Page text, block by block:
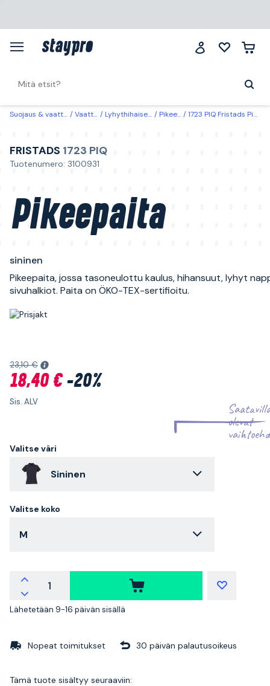
Suojaus & vaatteet Vaatteet Lyhythihaiset paidat Pikeepaidat 1723 PIQ Fristads Pikeepaita sininen Sininen
FRISTADS 1723 PIQ
Tuotenumero: 3100931
Pikeepaita
sininen
Pikeepaita, jossa tasoneulottu kaulus, hihansuut, lyhyt
sivuhalkiot. Paita on ÖKO-TEX-sertifioitu.
23,10 €
18,40 €-20%
Sis. ALV
olevat
Valitse väri
Sininen
Valitse koko
M
Lähetetään 9-16 päivän sisällä
Nopeat toimitukset 30 päivän palautusoikeus
Tämä tuote sisältyy seuraaviin: